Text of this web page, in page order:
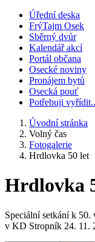
Úřední deska
FrýTajm Osek
Sběrný dvůr
Kalendář akcí
Portál občana
Osecké noviny
Pronájem bytů
Osecká pouť
Potřebuji
Úvodní stránka
Volný čas
Fotogalerie
Hrdlovka 50 let
Hrdlovka
Speciální setkání k
v KD Stropník 24. 11.